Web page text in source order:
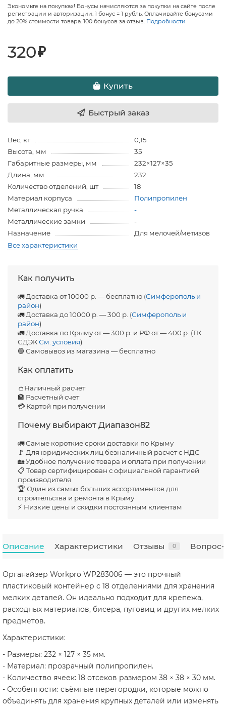
Экономьте на покупках! Бонусы начисляются за покупки на сайте после
регистрации и авторизации. 1 бонус = 1 рубль. Оплачивайте бонусами
до 20% стоимости товара. 100 бонусов за отзыв. Подробности
320₽
Купить
Быстрый заказ
Вес, кг
0,15
Высота, мм
35
Габаритные размеры, мм
232×127×35
Длина, мм
232
Количество отделений, шт
18
Материал корпуса
Полипропилен
Металлическая ручка
-
Металлические замки
-
Назначение
Для мелочей/метизов
Все характеристики
Как получить
🚛 Доставка от 10000 р. — бесплатно (Симферополь и
район)
🚛 Доставка до 10000 р. — 300 р. (Симферополь и
район)
🚛 Доставка по Крыму от — 300 р. и РФ от — 400 р. (ТК
СДЭКСм. условия)
🟢 Самовывоз из магазина — бесплатно
Как оплатить
👛Наличный расчет
🏦 Расчетный счет
💳 Картой при получении
Почему выбирают Диапазон82
🚛 Самые короткие сроки доставки по Крыму
🚩 Для юридических лиц безналичный расчет с НДС
🏡 Удобное получение товара и оплата при получении
📋 Товар сертифицирован с официальной гарантией
производителя
🏆 Один из самых больших ассортиментов для
строительства и ремонта в Крыму
⚡ Низкие цены и скидки постоянным клиентам
Описание Характеристики Отзывы 0 Вопрос-
Органайзер Workpro WP283006 — это прочный
пластиковый контейнер с 18 отделениями для хранения
мелких деталей. Он идеально подходит для крепежа,
расходных материалов, бисера, пуговиц и других мелких
предметов.
Характеристики:
- Размеры: 232 × 127 × 35 мм.
- Материал: прозрачный полипропилен.
- Количество ячеек: 18 отсеков размером 38 × 38 × 30 мм.
- Особенности: съёмные перегородки, которые можно
объединять для хранения крупных деталей или изменять